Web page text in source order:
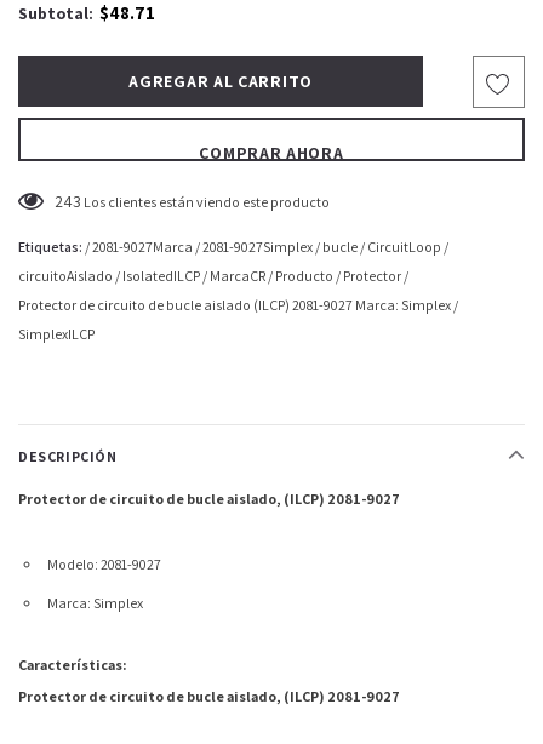
Subtotal: $48.71
COMPRAR AHORA
243 Los clientes están viendo este producto
Etiquetas: /2081-9027Marca /2081-9027Simplex / bucle / CircuitLoop /
circuitoAislado / IsolatedILCP / MarcaCR / Producto / Protector /
Protector de circuito de bucle aislado (ILCP) 2081-9027 Marca: Simplex /
SimplexILCP
DESCRIPCIÓN
Protector de circuito de bucle aislado, (ILCP) 2081-9027
Modelo: 2081-9027
Marca: Simplex
Características:
Protector de circuito de bucle aislado, (ILCP) 2081-9027